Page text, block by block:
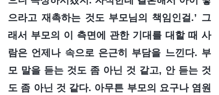
으라고 재촉하는 것도 부모님의 책임인걸.’ 그
래서 부모의 이 측면에 관한 기대를 대할 때 사
람은 언제나 속으로 은근히 부담을 느낀다. 부
모 말을 듣는 것도 좀 아닌 것 같고, 안 듣는 것
도 좀 아닌 것 같다. 아무튼 부모의 요구나 염원